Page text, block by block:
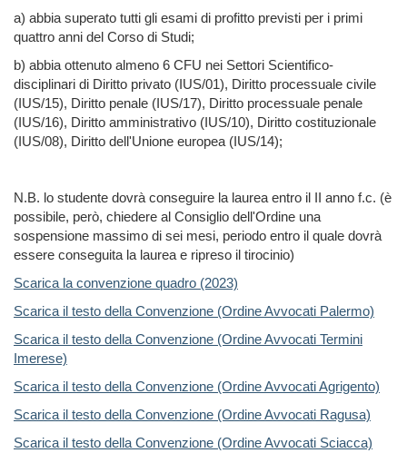
a) abbia superato tutti gli esami di profitto previsti per i primi
quattro anni del Corso di Studi;
b) abbia ottenuto almeno 6 CFU nei Settori Scientifico-
disciplinari di Diritto privato (IUS/01), Diritto processuale civile
(IUS/15), Diritto penale (IUS/17), Diritto processuale penale
(IUS/16), Diritto amministrativo (IUS/10), Diritto costituzionale
(IUS/08), Diritto dell'Unione europea (IUS/14);
N.B. lo studente dovrà conseguire la laurea entro il II anno f.c. (è
possibile, però, chiedere al Consiglio dell'Ordine una
sospensione massimo di sei mesi, periodo entro il quale dovrà
essere conseguita la laurea e ripreso il tirocinio)
Scarica la convenzione quadro (2023)
Scarica il testo della Convenzione (Ordine Avvocati Palermo)
Scarica il testo della Convenzione (Ordine Avvocati Termini
Imerese)
Scarica il testo della Convenzione (Ordine Avvocati Agrigento)
Scarica il testo della Convenzione (Ordine Avvocati Ragusa)
Scarica il testo della Convenzione (Ordine Avvocati Sciacca)